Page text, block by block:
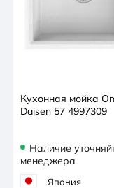
более 600
Комплектация: •
(автоматический
Кухонная мойка
Daisen 57 4997309
Наличие
менеджера
Япония